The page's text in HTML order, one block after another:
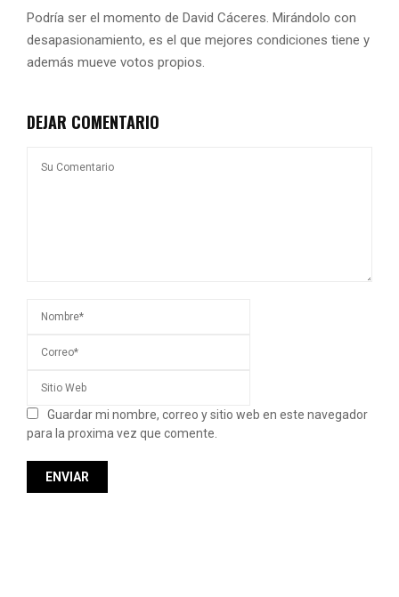
Podría ser el momento de David Cáceres. Mirándolo con
desapasionamiento, es el que mejores condiciones tiene y
además mueve votos propios.
DEJAR COMENTARIO
Guardar mi nombre, correo y sitio web en este navegador
para la proxima vez que comente.